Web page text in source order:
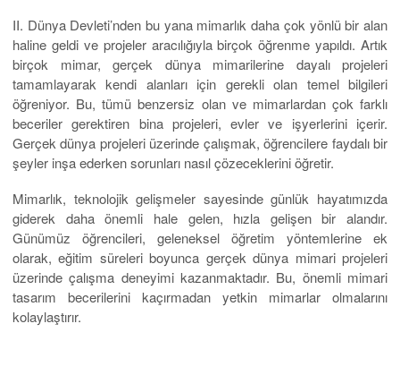
II. Dünya Devleti’nden bu yana mimarlık daha çok yönlü bir alan
haline geldi ve projeler aracılığıyla birçok öğrenme yapıldı. Artık
birçok mimar, gerçek dünya mimarilerine dayalı projeleri
tamamlayarak kendi alanları için gerekli olan temel bilgileri
öğreniyor. Bu, tümü benzersiz olan ve mimarlardan çok farklı
beceriler gerektiren bina projeleri, evler ve işyerlerini içerir.
Gerçek dünya projeleri üzerinde çalışmak, öğrencilere faydalı bir
şeyler inşa ederken sorunları nasıl çözeceklerini öğretir.
Mimarlık, teknolojik gelişmeler sayesinde günlük hayatımızda
giderek daha önemli hale gelen, hızla gelişen bir alandır.
Günümüz öğrencileri, geleneksel öğretim yöntemlerine ek
olarak, eğitim süreleri boyunca gerçek dünya mimari projeleri
üzerinde çalışma deneyimi kazanmaktadır. Bu, önemli mimari
tasarım becerilerini kaçırmadan yetkin mimarlar olmalarını
kolaylaştırır.